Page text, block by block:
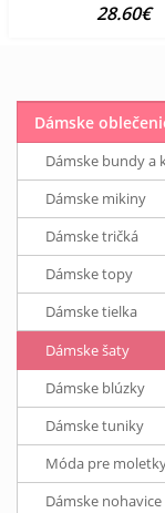
28.60€
Dámske
Dámske bundy a
Dámske mikiny
Dámske tričká
Dámske topy
Dámske tielka
Dámske šaty
Dámske blúzky
Dámske tuniky
Móda pre
Dámske nohavice